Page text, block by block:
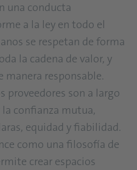
una conducta
a la ley en todo el
se respetan de forma
la cadena de valor, y
manera responsable.
proveedores son a largo
la confianza mutua,
equidad y fiabilidad.
como una filosofía de
crear espacios